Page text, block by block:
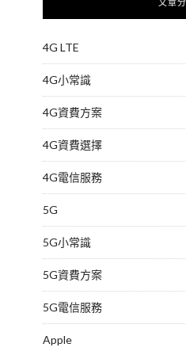
4G LTE
4G小常識
4G資費方案
4G資費選擇
4G電信服務
5G
5G小常識
5G資費方案
5G電信服務
Apple